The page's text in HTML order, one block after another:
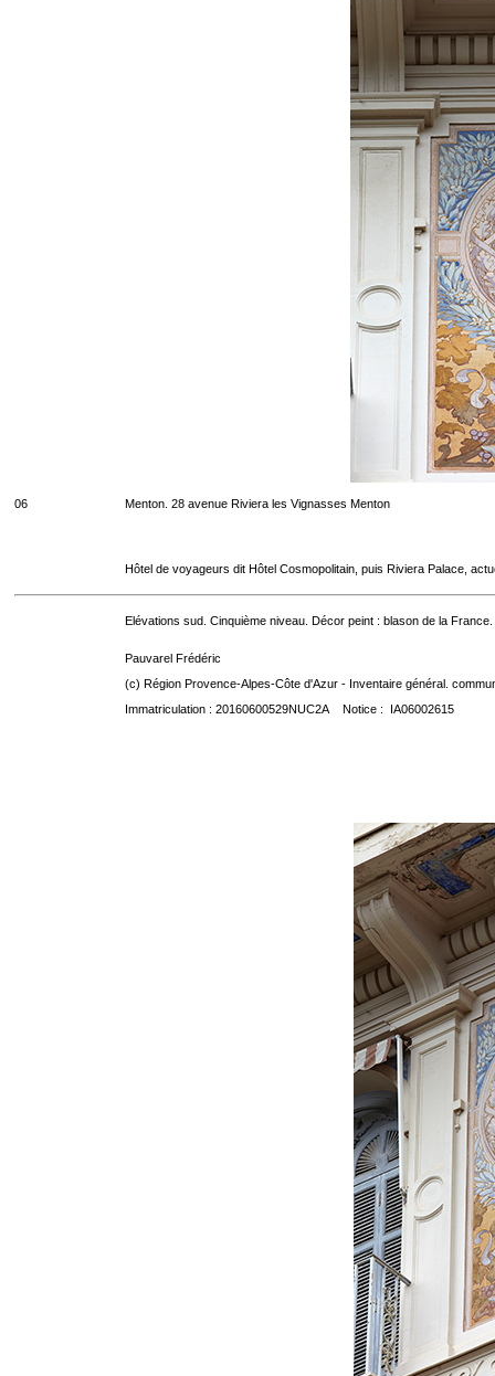
06 Menton. 28 avenue Riviera les Vignasses Menton
Hôtel de voyageurs dit Hôtel Cosmopolitain, puis Riviera Palace,
Elévations sud. Cinquième niveau. Décor peint : blason de la France.
Pauvarel Frédéric
(c) Région Provence-Alpes-Côte d'Azur - Inventaire général.
Immatriculation : 20160600529NUC2A Notice : IA06002615